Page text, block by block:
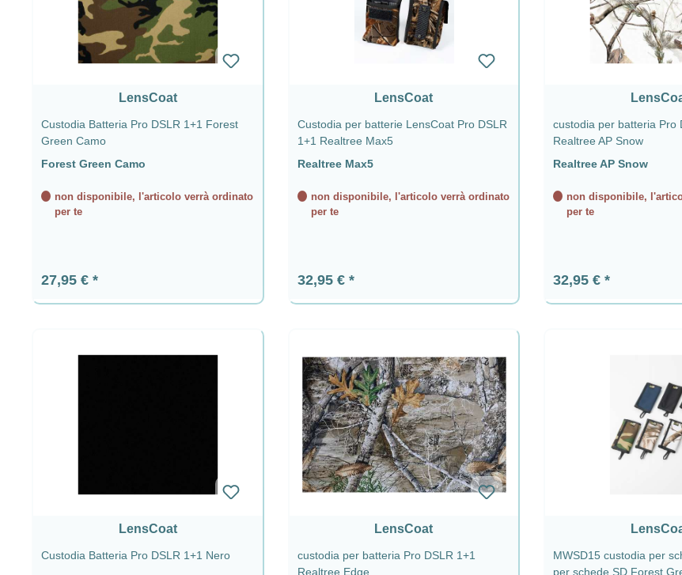
LensCoat
Custodia Batteria Pro DSLR 1+1 Forest
Green Camo
Forest Green Camo
non disponibile, l'articolo verrà ordinato
per te
Prezzo normale:
27,95 €
LensCoat
Custodia per batterie LensCoat Pro DSLR
1+1 Realtree Max5
Realtree Max5
non disponibile, l'articolo verrà ordinato
per te
Prezzo normale:
32,95 €
custodia per batteria Pro
Realtree AP Snow
Realtree AP Snow
non disponibile,
per te
Prezzo normale:
32,95 €
LensCoat
Custodia Batteria Pro DSLR 1+1 Nero
LensCoat
custodia per batteria Pro DSLR 1+1
Realtree Edge
MWSD15 custodia per
per schede SD Forest